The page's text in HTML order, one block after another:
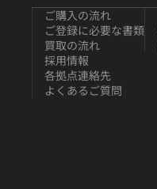
ご購入の流れ
ご登録に必要な書類
買取の流れ
採用情報
各拠点連絡先
よくあるご質問